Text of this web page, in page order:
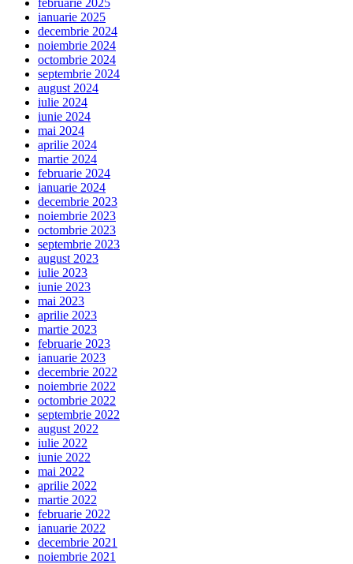
ianuarie 2025
decembrie 2024
noiembrie 2024
octombrie 2024
septembrie 2024
august 2024
iulie 2024
iunie 2024
mai 2024
aprilie 2024
martie 2024
februarie 2024
ianuarie 2024
decembrie 2023
noiembrie 2023
octombrie 2023
septembrie 2023
august 2023
iulie 2023
iunie 2023
mai 2023
aprilie 2023
martie 2023
februarie 2023
ianuarie 2023
decembrie 2022
noiembrie 2022
octombrie 2022
septembrie 2022
august 2022
iulie 2022
iunie 2022
mai 2022
aprilie 2022
martie 2022
februarie 2022
ianuarie 2022
decembrie 2021
noiembrie 2021